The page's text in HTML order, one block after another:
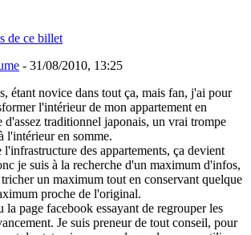
de ce billet
- 31/08/2010, 13:25
étant novice dans tout ça, mais fan, j'ai pour
l'intérieur de mon appartement en
d'assez traditionnel japonais, un vrai trompe
en somme.
des appartements, ça devient
je suis à la recherche d'un maximum d'infos,
un maximum tout en conservant quelque
proche de l'original.
la page facebook essayant de regrouper les
Je suis preneur de tout conseil, pour